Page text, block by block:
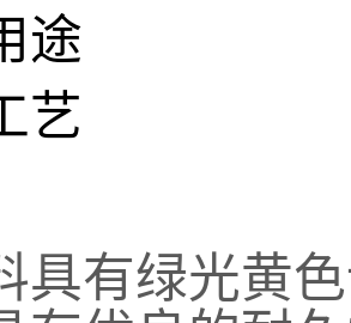
途
艺
具有绿光黄